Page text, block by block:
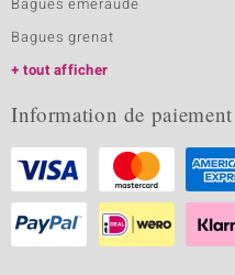
Bagues grenat
tout afficher
Information de paiement